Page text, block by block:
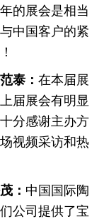
的展会是相当
中国客户的紧
泰：在本届展
届展会有明显
分感谢主办方
视频采访和热
： 中国国际陶
公司提供了宝